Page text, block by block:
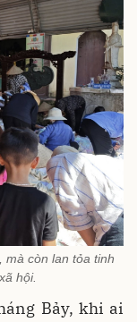
mà còn lan tỏa tinh
hội.
Bảy, khi ai